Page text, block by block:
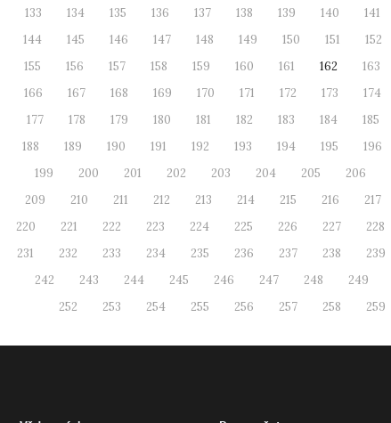
133
134 135 136 137 138 139 140 141
144
145 146 147 148 149 150 151 152
155
156 157 158 159 160 161 162 163
166
167 168 169 170 171 172 173 174
177
178 179 180 181 182 183 184 185
188
189 190 191 192 193 194 195 196
199
200 201 202 203 204 205 206
209
210 211 212 213 214 215 216 217
220
221 222 223 224 225 226 227 228
231
232 233 234 235 236 237 238 239
242
243 244 245 246 247 248 249
252
253 254 255 256 257 258 259